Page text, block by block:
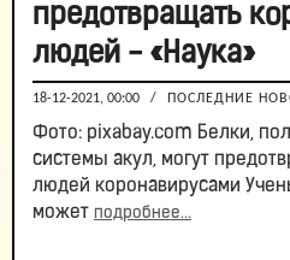
предотвращать
людей - «Наука»
18-12-2021, 00:00 / ПОСЛЕДНИЕ
Фото: pixabay.com Белки,
системы акул, могут
людей коронавирусами
может подробнее...